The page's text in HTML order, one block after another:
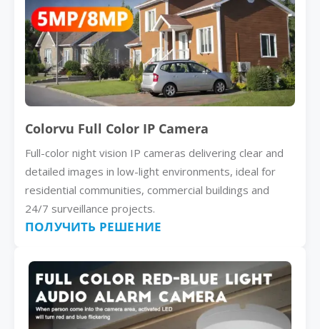
Colorvu Full Color IP Camera
Full-color night vision IP cameras delivering clear and
detailed images in low-light environments, ideal for
residential communities, commercial buildings and
24/7 surveillance projects.
ПОЛУЧИТЬ РЕШЕНИЕ